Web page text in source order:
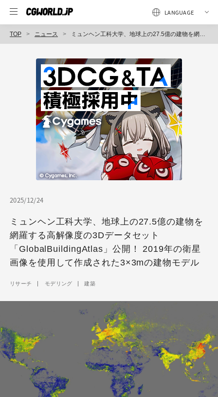
TOP ニュース ミュンヘン工科大学、地球上の27.5億の建物を網羅する高解像度の3Dデータセット「GlobalBuildingAtlas」公開！ 2019年の衛星画像を使用して作成された3×3mの建物モデル
2025/12/24
ミュンヘン工科大学、地球上の27.5億の建物を
網羅する高解像度の3Dデータセット
「GlobalBuildingAtlas」公開！ 2019年の衛星
画像を使用して作成された3×3mの建物モデル
リサーチ モデリング 建築